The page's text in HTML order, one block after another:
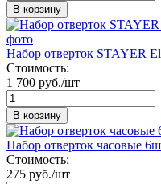
В корзину
Набор отверток STAYER
Стоимость:
1 700 руб./шт
В корзину
Набор отверток часовые
Стоимость:
275 руб./шт